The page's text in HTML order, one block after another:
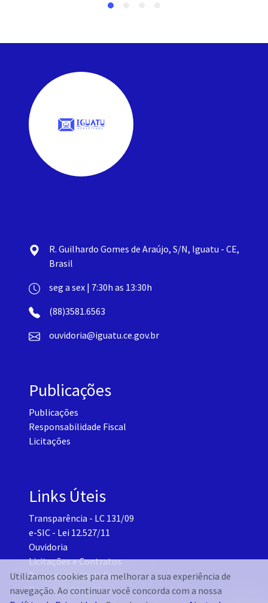
R. Guilhardo Gomes de Araújo, S/N, Iguatu - CE,
Brasil
seg a sex | 7:30h as 13:30h
(88)3581.6563
ouvidoria@iguatu.ce.gov.br
Publicações
Publicações
Responsabilidade Fiscal
Licitações
Links Úteis
Transparência - LC 131/09
e-SIC - Lei 12.527/11
Ouvidoria
Licitações e Contratos
Responsabilidade Fiscal
Portal do TCM-CE
Utilizamos cookies para melhorar a sua experiência de
navegação. Ao continuar você concorda com a nossa